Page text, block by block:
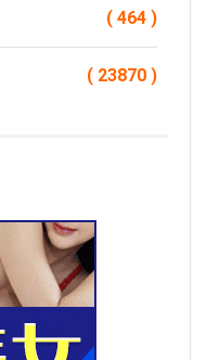
( 464 )
( 23870 )